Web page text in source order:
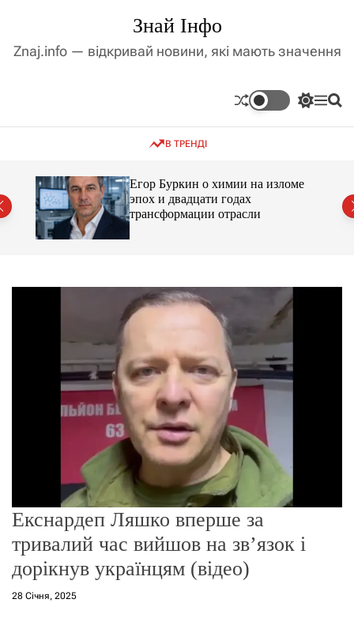
д
і
с
Знай Інфо
Znaj.info — відкривай новини, які мають значення
П
к
р
о
в
г
о
р
М П
В ТРЕНДІ
Егор Буркин о химии на изломе
эпох и двадцати годах
трансформации отрасли
Екснардеп Ляшко вперше за
тривалий час вийшов на зв’язок і
дорікнув українцям (відео)
28 Січня, 2025